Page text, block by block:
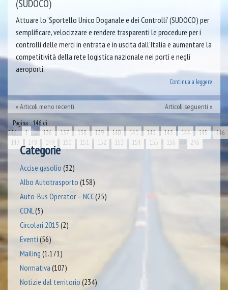
(SUDOCO)
Attuare lo ‘Sportello Unico Doganale e dei Controlli’ (SUDOCO) per
semplificare, velocizzare e rendere trasparenti le procedure per i
controlli delle merci in entrata e in uscita dall’Italia e aumentare la
competitività della rete logistica nazionale nei porti e negli
aeroporti.
Continua a leggere
Articoli meno recenti Articoli seguenti
Pagina 146 di
246
1 ← 136 137 138 139 140 141 142 143 144 145
146
147
148 149 150 151 152 153 154 155 156 >> 246
Categorie
Accise gasolio (32)
Albo Autotrasporto (158)
Auto-Bus Operator – NCC(25)
CCNL (5)
Circolari 2015 (2)
Eventi (56)
Mailing (1.171)
Normativa (107)
Notizie dal territorio (234)